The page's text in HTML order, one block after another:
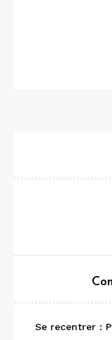
Se recentrer :